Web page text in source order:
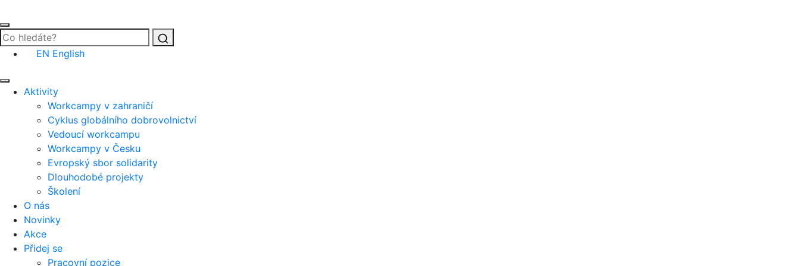
Vyhledat
EN English
Aktivity
Workcampy v zahraničí
Cyklus globálního dobrovolnictví
Vedoucí workcampu
Workcampy v Česku
Evropský sbor solidarity
Dlouhodobé projekty
Školení
O nás
Novinky
Akce
Přidej se
Pracovní pozice